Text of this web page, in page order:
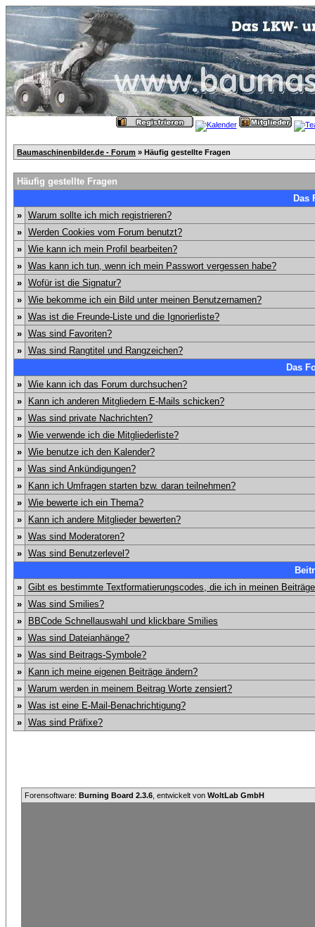
Baumaschinenbilder.de - Forum » Häufig gestellte Fragen
Häufig gestellte Fragen
Das
» Warum sollte ich mich registrieren?
» Werden Cookies vom Forum benutzt?
» Wie kann ich mein Profil bearbeiten?
» Was kann ich tun, wenn ich mein Passwort vergessen habe?
» Wofür ist die Signatur?
» Wie bekomme ich ein Bild unter meinen Benutzernamen?
» Was ist die Freunde-Liste und die Ignorierliste?
» Was sind Favoriten?
» Was sind Rangtitel und Rangzeichen?
Das
» Wie kann ich das Forum durchsuchen?
»
Kann ich anderen Mitgliedern E-Mails schicken?
» Was sind private Nachrichten?
» Wie verwende ich die Mitgliederliste?
» Wie benutze ich den Kalender?
» Was sind Ankündigungen?
»
Kann ich Umfragen starten bzw. daran teilnehmen?
» Wie bewerte ich ein Thema?
»
Kann ich andere Mitglieder bewerten?
» Was sind Moderatoren?
» Was sind Benutzerlevel?
» Gibt es bestimmte Textformatierungscodes, die ich in meinen
» Was sind Smilies?
»
BBCode Schnellauswahl und klickbare Smilies
» Was sind Dateianhänge?
» Was sind Beitrags-Symbole?
»
Kann ich meine eigenen Beiträge ändern?
» Warum werden in meinem Beitrag Worte zensiert?
» Was ist eine E-Mail-Benachrichtigung?
» Was sind Präfixe?
Forensoftware: Burning Board 2.3.6 , entwickelt von WoltLab GmbH